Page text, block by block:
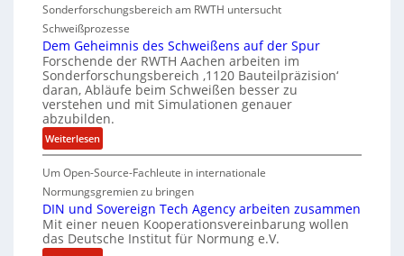
c
h
e
r
e
i
t
s
c
h
e
k
l
e
i
u
n
g
e
n
e
G
l
e
n
z
w
i
d
A
e
a
V
e
p
L
ü
b
e
r
n
i
t
M
i
x
Sonderforschungsbereich am RWTH untersucht
Schweißprozesse
Dem Geheimnis des Schweißens auf der Spur
Forschende der RWTH Aachen arbeiten im
Sonderforschungsbereich ‚1120 Bauteilpräzision‘
daran, Abläufe beim Schweißen besser zu
verstehen und mit Simulationen genauer
abzubilden.
Weiterlesen:
D
e
m
G
e
h
Um Open-Source-Fachleute in internationale
Normungsgremien zu bringen
DIN und Sovereign Tech Agency arbeiten zusammen
Mit einer neuen Kooperationsvereinbarung wollen
das Deutsche Institut für Normung e.V.